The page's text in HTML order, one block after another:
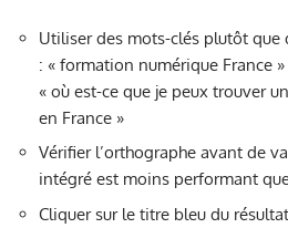
Utiliser des mots-clés plutôt que
: « formation numérique France
« où est-ce que je peux trouver
en France »
Vérifier l’orthographe avant de
intégré est moins performant
Cliquer sur le titre bleu du